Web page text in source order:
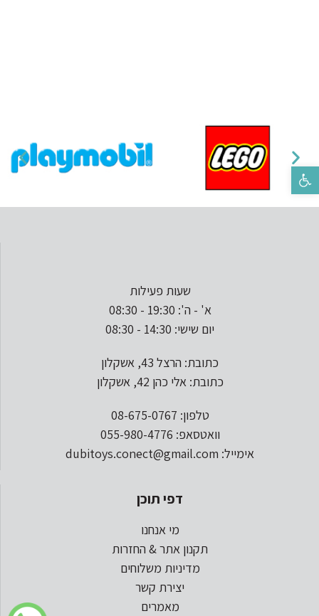
פתח סרגל נגישות
שעות פעילות
א' - ה': 19:30 - 08:30
יום שישי: 14:30 - 08:30
כתובת: הרצל 43, אשקלון
כתובת: אלי כהן 42, אשקלון
טלפון: 08-675-0767
וואטסאפ: 055-980-4776
אימייל: dubitoys.conect@gmail.com
דפי תוכן
מי אנחנו
תקנון אתר & החזרות
מדיניות משלוחים
יצירת קשר
מאמרים